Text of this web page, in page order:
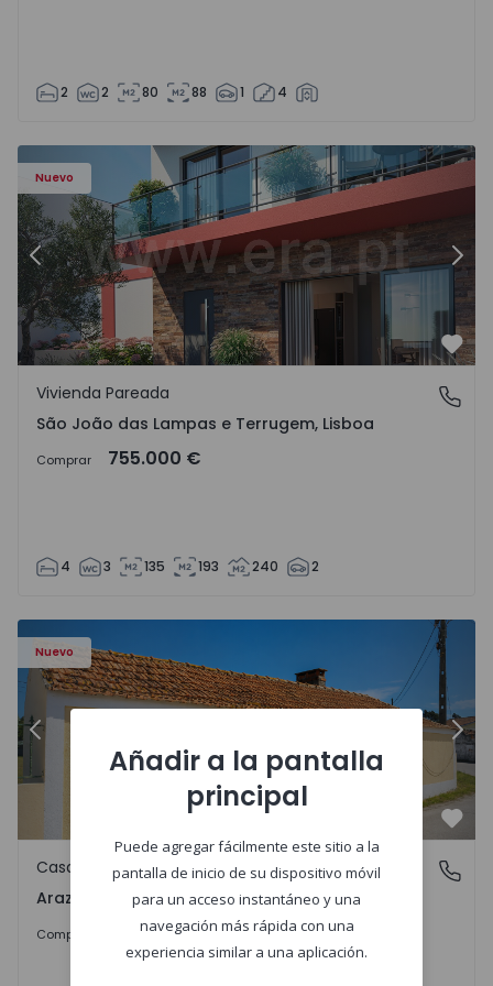
2 2 80 88 1 4
Nuevo
Anterior
São João das Lampas e Terrugem, Lisboa
Vivienda Pareada
São João das Lampas e Terrugem, Lisboa
Comprar 755.000 €
4 3 135 193 240 2
Nuevo
- 27
Casa T1 com Terreno Montemor-o-Velho, Arazede -
Anterior
Arazede, Coimbra
Casa
Arazede, Coimbra
Comprar 120.000 €
Añadir a la pantalla
principal
Puede agregar fácilmente este sitio a la
pantalla de inicio de su dispositivo móvil
para un acceso instantáneo y una
navegación más rápida con una
experiencia similar a una aplicación.